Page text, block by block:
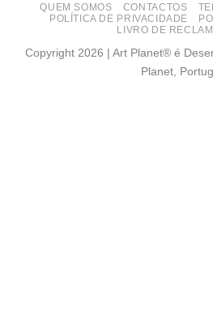
QUEM SOMOS CONTACTOS
POLÍTICA DE PRIVACIDADE
LIVRO DE
Copyright 2026 | Art Planet® é
Planet,